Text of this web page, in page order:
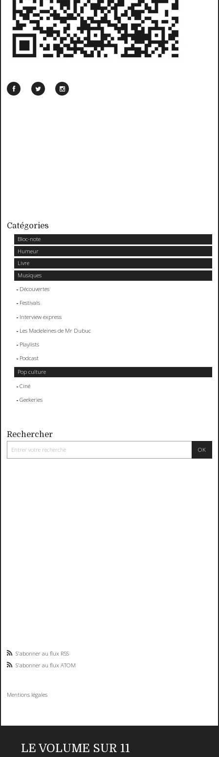
Catégories
Bloc-note
Humeur
Livre
Musiques
Découvertes
Festivals
Interview express
Les Madeleines de Mr Dubuc
Playlists
Podcast
Pop culture
Ciné
Geekeries
Rechercher
S'abonner au flux RSS
S'abonner au flux ATOM
Mentions légales
LE VOLUME SUR 11